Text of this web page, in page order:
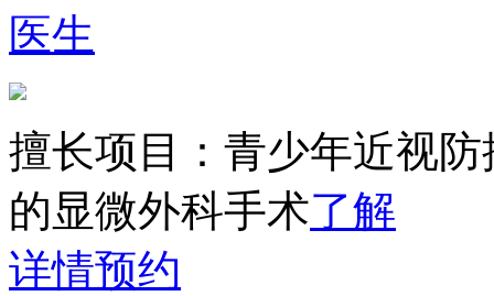
医生
擅长项目： 青少年近视
的显微外科手术了解
详情预约